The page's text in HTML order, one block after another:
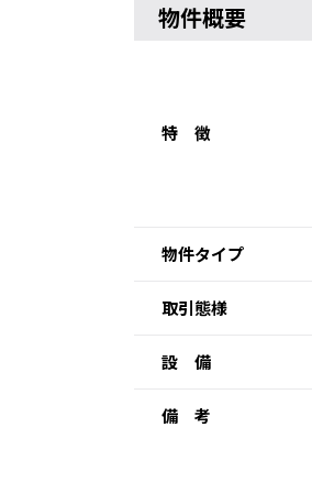
物件概要
特 徴
物件タイプ
取引態様
設 備
備 考